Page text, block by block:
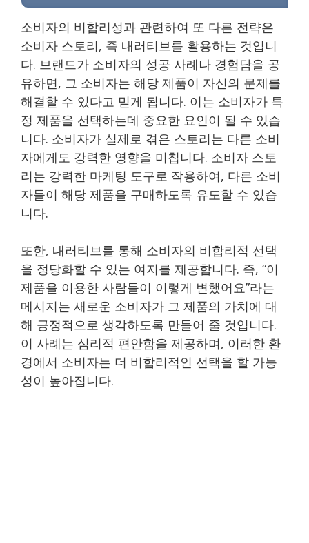
소비자의 비합리성과 관련하여 또 다른 전략은
소비자 스토리, 즉 내러티브를 활용하는 것입니
다. 브랜드가 소비자의 성공 사례나 경험담을 공
유하면, 그 소비자는 해당 제품이 자신의 문제를
해결할 수 있다고 믿게 됩니다. 이는 소비자가 특
정 제품을 선택하는데 중요한 요인이 될 수 있습
니다. 소비자가 실제로 겪은 스토리는 다른 소비
자에게도 강력한 영향을 미칩니다. 소비자 스토
리는 강력한 마케팅 도구로 작용하여, 다른 소비
자들이 해당 제품을 구매하도록 유도할 수 있습
니다.
또한, 내러티브를 통해 소비자의 비합리적 선택
을 정당화할 수 있는 여지를 제공합니다. 즉, “이
제품을 이용한 사람들이 이렇게 변했어요”라는
메시지는 새로운 소비자가 그 제품의 가치에 대
해 긍정적으로 생각하도록 만들어 줄 것입니다.
이 사례는 심리적 편안함을 제공하며, 이러한 환
경에서 소비자는 더 비합리적인 선택을 할 가능
성이 높아집니다.